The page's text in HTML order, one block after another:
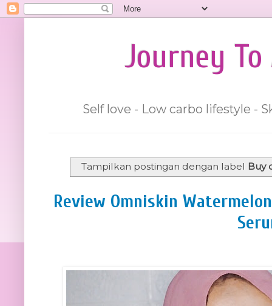
Journey
Self love - Low carbo lifestyle -
Tampilkan postingan dengan label Buy
Review Omniskin